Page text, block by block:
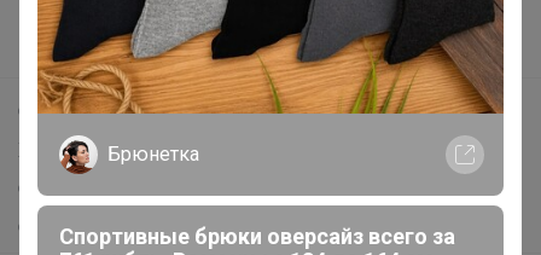
Новости
Поддержка альпак
Самое выгодное
Хиты продаж
Самое желанное
Самое быстрое
Брюнетка
Спортивные брюки оверсайз всего за